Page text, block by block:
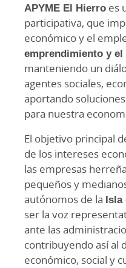
APYME El Hierro es
participativa, que
económico y el
emprendimiento y
manteniendo un
agentes sociales,
aportando
para nuestra
El objetivo principal
de los intereses
las empresas
pequeños y
autónomos de la Isla
ser la voz
ante las
contribuyendo así al
económico, social y